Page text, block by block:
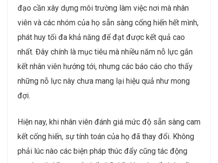
đạo cần xây dựng môi trường làm việc nơi mà nhân
viên và các nhóm của họ sẵn sàng cống hiến hết mình,
phát huy tối đa khả năng để đạt được kết quả cao
nhất. Đây chính là mục tiêu mà nhiều năm nỗ lực gắn
kết nhân viên hướng tới, nhưng các báo cáo cho thấy
những nỗ lực này chưa mang lại hiệu quả như mong
đợi.
Hiện nay, khi nhân viên đánh giá mức độ sẵn sàng cam
kết cống hiến, sự tính toán của họ đã thay đổi. Không
phải lúc nào các biện pháp thúc đẩy cũng tác động